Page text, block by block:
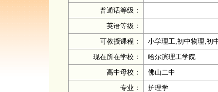
普通话等级：
英语等级：
可教授课程：
小学理工,初中物理,初
现在所在学校：
哈尔滨理工学院
高中母校：
佛山二中
专业：
护理学